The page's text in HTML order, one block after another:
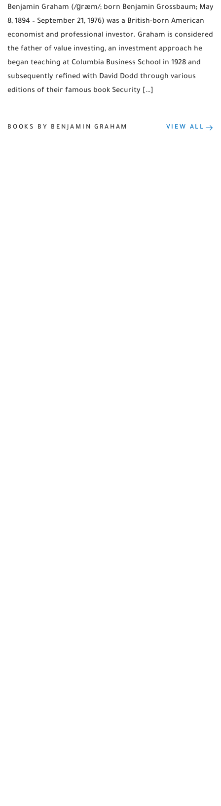
Benjamin Graham (/ɡræm/; born Benjamin Grossbaum; May
8, 1894 – September 21, 1976) was a British-born American
economist and professional investor. Graham is considered
the father of value investing, an investment approach he
began teaching at Columbia Business School in 1928 and
subsequently refined with David Dodd through various
editions of their famous book Security […]
BOOKS BY BENJAMIN GRAHAM VIEW ALL